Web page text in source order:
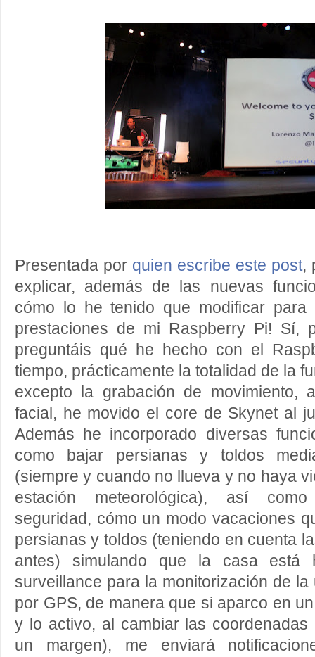
Presentada por quien escribe este post,
explicar, además de las nuevas
cómo lo he tenido que modificar
prestaciones de mi Raspberry Pi! Sí,
preguntáis qué he hecho con el
tiempo, prácticamente la totalidad de la
excepto la grabación de movimiento,
facial, he movido el core de Skynet al
Además he incorporado diversas
como bajar persianas y toldos
(siempre y cuando no llueva y no haya
estación meteorológica), así
seguridad, cómo un modo vacaciones
persianas y toldos (teniendo en cuenta
antes) simulando que la casa está
surveillance para la monitorización de
por GPS, de manera que si aparco en
y lo activo, al cambiar las coordenadas
un margen), me enviará